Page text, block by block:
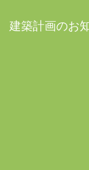
建築計画のお